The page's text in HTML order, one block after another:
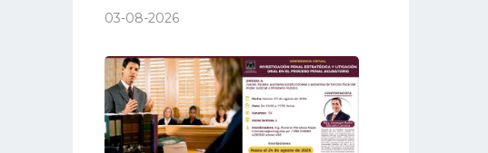
03-08-2026